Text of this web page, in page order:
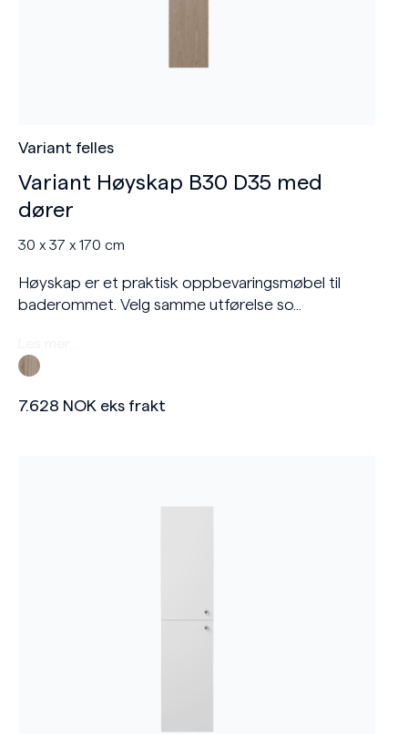
Variant felles
Variant Høyskap B30 D35 med
dører
30 x 37 x 170 cm
Høyskap er et praktisk oppbevaringsmøbel til
baderommet. Velg samme utførelse so...
7.628 NOK eks frakt